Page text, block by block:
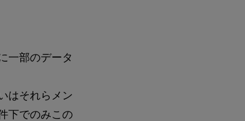
一部のデータ
はそれらメン
下でのみこの